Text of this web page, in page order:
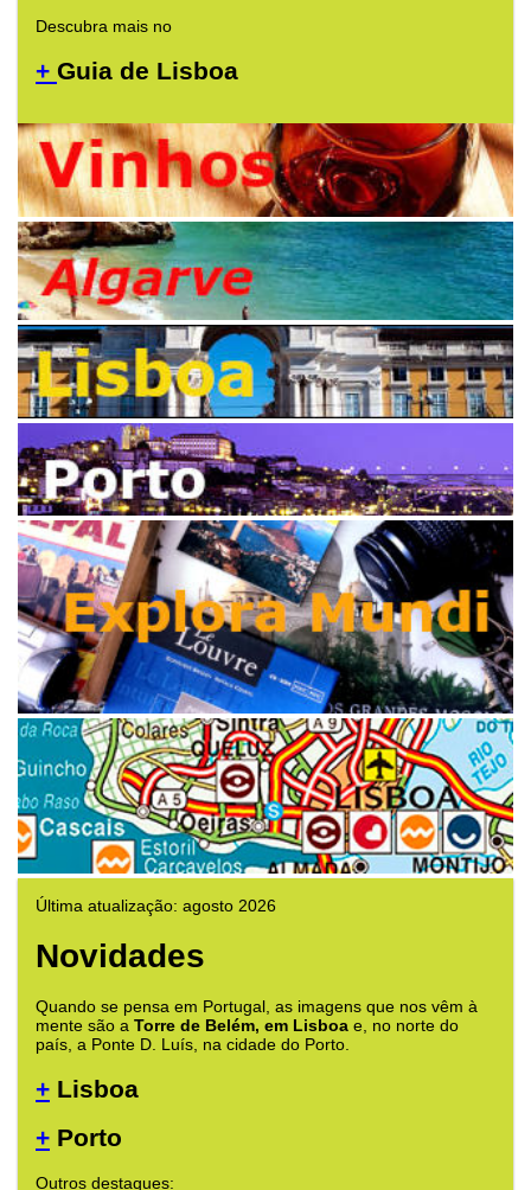
Descubra mais no
+ Guia de Lisboa
Última atualização: agosto 2026
Novidades
Quando se pensa em Portugal, as imagens que nos vêm à
mente são a Torre de Belém, em Lisboa e, no norte do
país, a Ponte D. Luís, na cidade do Porto.
+ Lisboa
+ Porto
Outros destaques: